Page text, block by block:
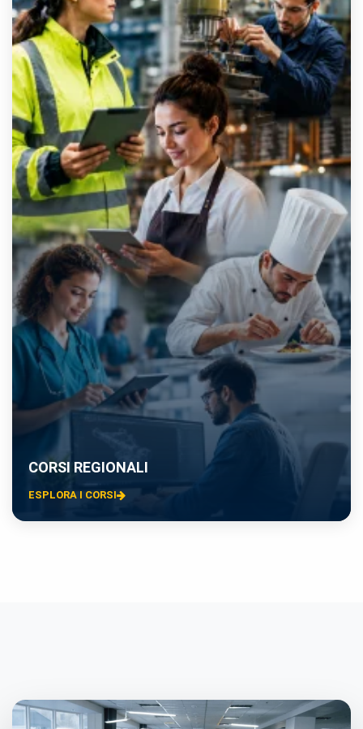
CORSI REGIONALI
ESPLORA I CORSI
Cookie necessari Sempre attivi
Indispensabili al funzionamento del sito (sessione,